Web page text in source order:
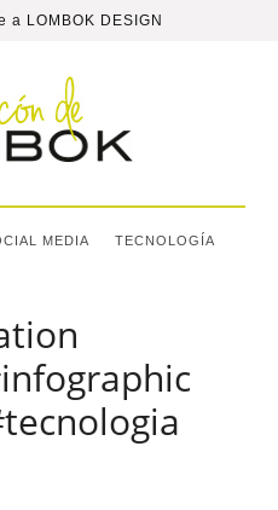
a LOMBOK DESIGN
MEDIA TECNOLOGÍA